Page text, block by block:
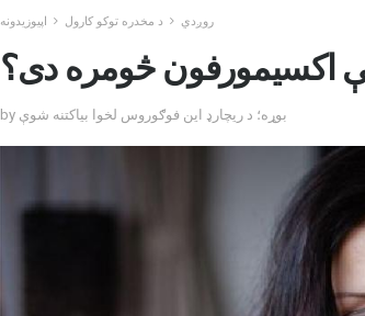
روږدي د مخدره توکو کارول اپیوزیدونه
اکسیمورفون څومره دی؟
by بوړه؛ د ریچارډ این فوګوروس لخوا بیاکتنه شوې